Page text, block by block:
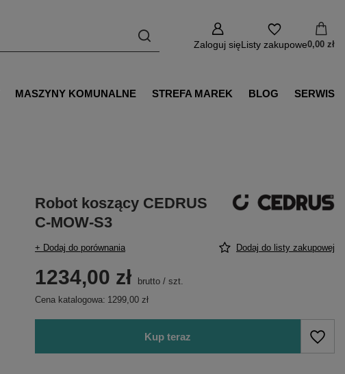
Zaloguj sięListy zakupowe0,00 zł
MASZYNY KOMUNALNE STREFA MAREK BLOG SERWIS
Robot koszący CEDRUS
C-MOW-S3
+ Dodaj do porównania Dodaj do listy zakupowej
1234,00 zł brutto /szt.
Cena katalogowa: 1299,00 zł
Kup teraz